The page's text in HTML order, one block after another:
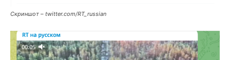
Скриншот – twitter.com/RT_russian